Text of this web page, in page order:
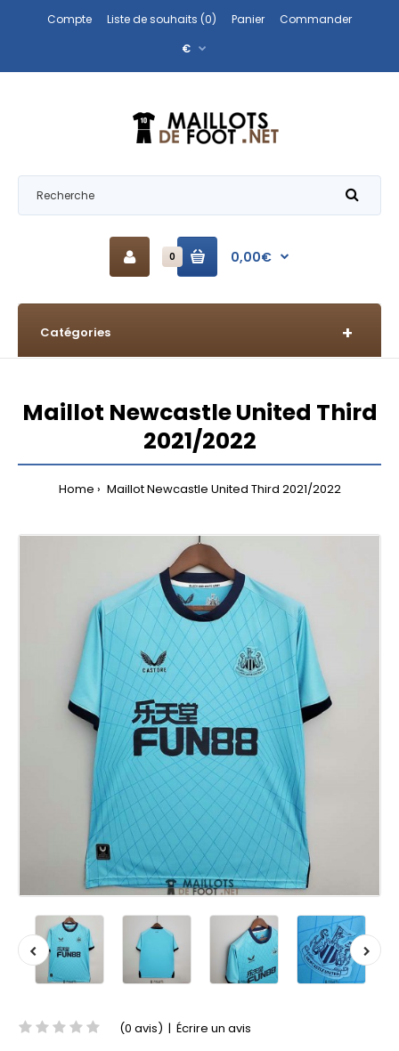
Compte Liste de souhaits (0) Panier
Commander
€
0 0,00€
Catégories
Maillot Newcastle United Third
2021/2022
Home Maillot Newcastle United Third 2021/2022
(0 avis) | Écrire un avis